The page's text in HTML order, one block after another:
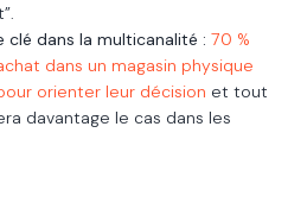
clé dans la multicanalité : 70 %
dans un magasin physique
orienter leur décision et tout
davantage le cas dans les